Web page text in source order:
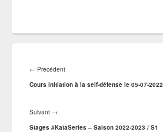
de
l’article
← PrécédentArticle
précédent :
Cours initiation à la self-défense le 05-07-2022
Suivant →
suivant :
Stages #KataSeries – Saison 2022-2023 / S1